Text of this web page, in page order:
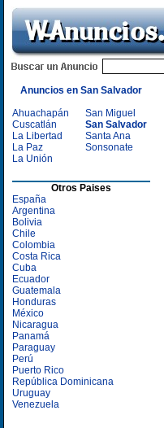
Anuncios en San Salvador
Ahuachapán
Cuscatlán
La Libertad
La Paz
La Unión
San Miguel
San Salvador
Santa Ana
Sonsonate
Otros Paises
España
Argentina
Bolivia
Chile
Colombia
Costa Rica
Cuba
Ecuador
Guatemala
Honduras
México
Nicaragua
Panamá
Paraguay
Perú
Puerto Rico
República Dominicana
Uruguay
Venezuela